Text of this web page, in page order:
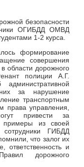
безопасности
ОГИБДД ОМВД
1-2 курса.
формирование
совершения
области дорожного
полиции А.Г.
за нарушение
транспортным
управления,
привести за
примеры из своей
ГИБДД
что залог их
ответственность и
дорожного